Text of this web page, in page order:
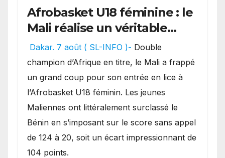
Afrobasket U18 féminine : le
Mali réalise un véritable
festival offensif et inflige
une lourde défaite au
Bénin.
Dakar. 7 août ( SL-INFO )- Double
champion d’Afrique en titre, le Mali a frappé
un grand coup pour son entrée en lice à
l’Afrobasket U18 féminin. Les jeunes
Maliennes ont littéralement surclassé le
Bénin en s’imposant sur le score sans appel
de 124 à 20, soit un écart impressionnant de
104 points.